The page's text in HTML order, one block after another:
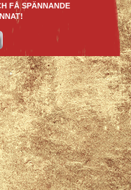
FÅ SPÄNNANDE